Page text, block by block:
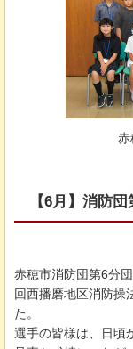
赤
【6月】消防
赤穂市消防団第6分
回西播磨地区消防操
た。
選手の皆様は、日頃